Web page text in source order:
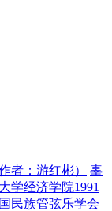
者：游红彬）
辜
学经济学院1991
民族管弦乐学会